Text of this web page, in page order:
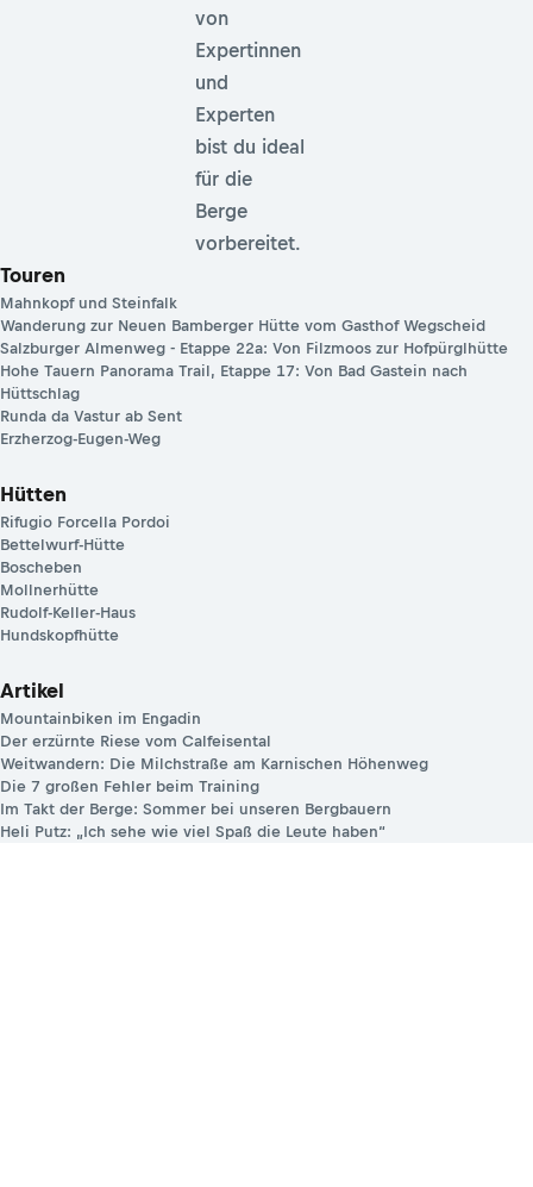
von
Expertinnen
und
Experten
bist du ideal
für die
Berge
vorbereitet.
Touren
Mahnkopf und Steinfalk
Wanderung zur Neuen Bamberger Hütte vom Gasthof Wegscheid
Salzburger Almenweg - Etappe 22a: Von Filzmoos zur Hofpürglhütte
Hohe Tauern Panorama Trail, Etappe 17: Von Bad Gastein nach
Hüttschlag
Runda da Vastur ab Sent
Erzherzog-Eugen-Weg
Hütten
Rifugio Forcella Pordoi
Bettelwurf-Hütte
Boscheben
Mollnerhütte
Rudolf-Keller-Haus
Hundskopfhütte
Artikel
Mountainbiken im Engadin
Der erzürnte Riese vom Calfeisental
Weitwandern: Die Milchstraße am Karnischen Höhenweg
Die 7 großen Fehler beim Training
Im Takt der Berge: Sommer bei unseren Bergbauern
Heli Putz: „Ich sehe wie viel Spaß die Leute haben“